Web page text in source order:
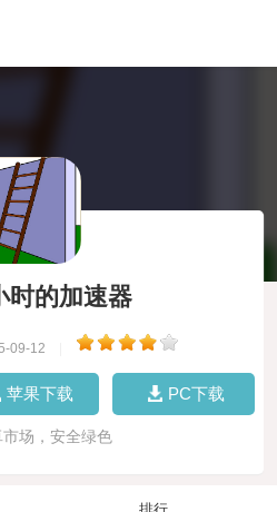
时的加速器
09-12
苹果下载 PC下载
市场，安全绿色